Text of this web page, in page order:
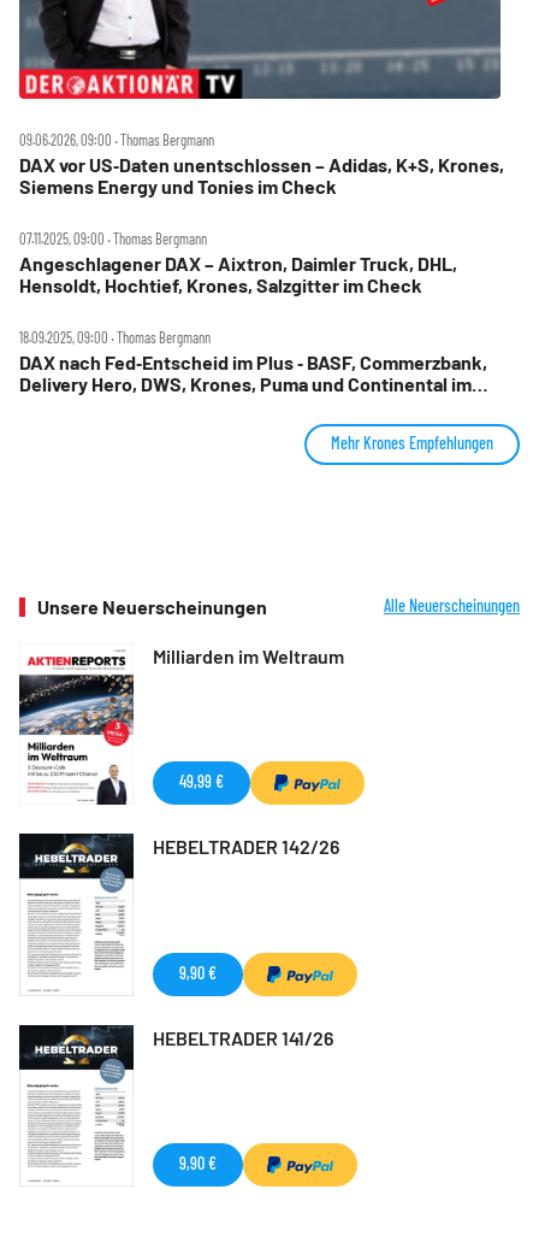
09.06.2026, 09:00 ‧ Thomas Bergmann
DAX vor US‑Daten unentschlossen – Adidas, K+S, Krones,
Siemens Energy und Tonies im Check
07.11.2025, 09:00 ‧ Thomas Bergmann
Angeschlagener DAX – Aixtron, Daimler Truck, DHL,
Hensoldt, Hochtief, Krones, Salzgitter im Check
18.09.2025, 09:00 ‧ Thomas Bergmann
DAX nach Fed‑Entscheid im Plus ‑ BASF, Commerzbank,
Delivery Hero, DWS, Krones, Puma und Continental im
Mehr Krones Empfehlungen
Unsere Neuerscheinungen Alle Neuerscheinungen
Milliarden im Weltraum
49,99 €
HEBELTRADER 142/26
9,90 €
HEBELTRADER 141/26
9,90 €